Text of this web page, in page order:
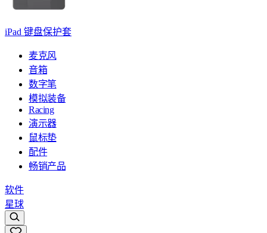
iPad 键盘保护套
麦克风
音箱
数字笔
模拟装备
Racing
演示器
鼠标垫
配件
畅销产品
软件
星球